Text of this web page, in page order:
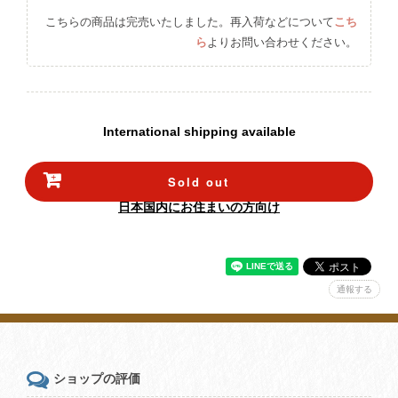
こちらの商品は完売いたしました。再入荷などについてこち
ら よりお問い合わせください。
International shipping available
Sold out
日本国内にお住まいの方向け
通報する
ショップの評価